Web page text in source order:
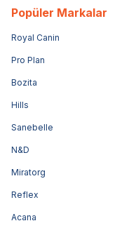
Popüler Markalar
Royal Canin
Pro Plan
Bozita
Hills
Sanebelle
N&D
Miratorg
Reflex
Acana